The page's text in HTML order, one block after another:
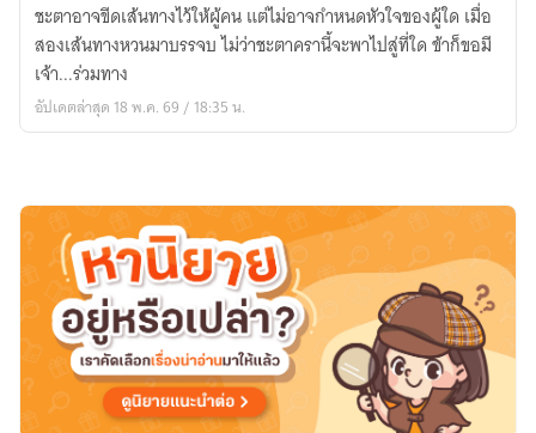
มี
ข้า...มี
เจ้า
ชะตาอาจขีดเส้นทางไว้ให้ผู้คน แต่ไม่อาจกำหนดหัวใจของผู้ใด เมื่อ
สองเส้นทางหวนมาบรรจบ ไม่ว่าชะตาครานี้จะพาไปสู่ที่ใด ข้าก็ขอมี
เจ้า...ร่วมทาง
อัปเดตล่าสุด 18 พ.ค. 69 / 18:35 น.